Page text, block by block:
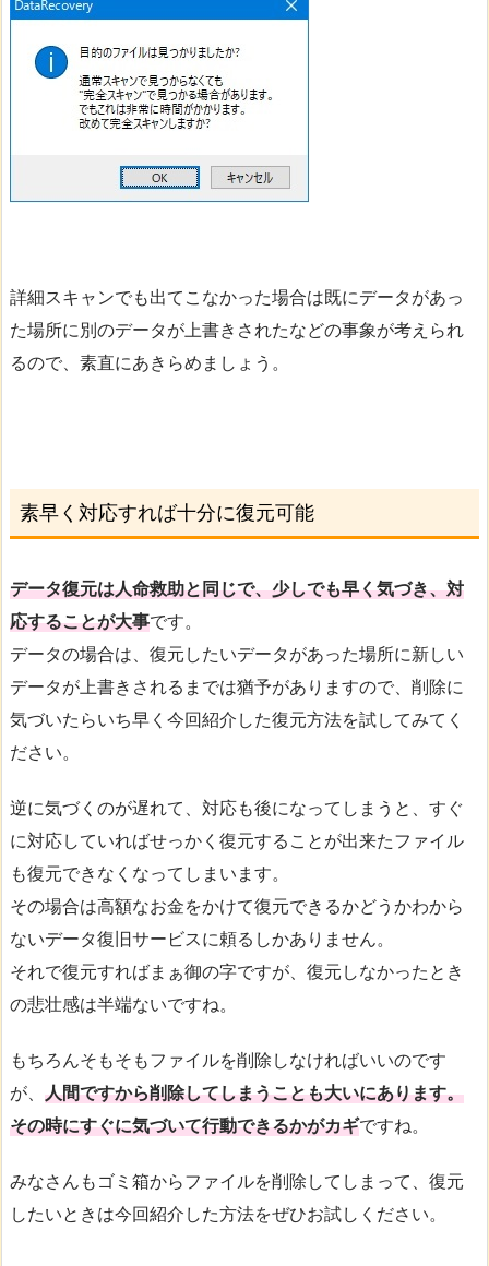
詳細スキャンでも出てこなかった場合は既にデータがあっ
た場所に別のデータが上書きされたなどの事象が考えられ
るので、素直にあきらめましょう。
素早く対応すれば十分に復元可能
データ復元は人命救助と同じで、少しでも早く気づき、対
応することが大事です。
データの場合は、復元したいデータがあった場所に新しい
データが上書きされるまでは猶予がありますので、削除に
気づいたらいち早く今回紹介した復元方法を試してみてく
ださい。
逆に気づくのが遅れて、対応も後になってしまうと、すぐ
に対応していればせっかく復元することが出来たファイル
も復元できなくなってしまいます。
その場合は高額なお金をかけて復元できるかどうかわから
ないデータ復旧サービスに頼るしかありません。
それで復元すればまぁ御の字ですが、復元しなかったとき
の悲壮感は半端ないですね。
もちろんそもそもファイルを削除しなければいいのです
が、 人間ですから削除してしまうことも大いにあります。
その時にすぐに気づいて行動できるかがカギですね。
みなさんもゴミ箱からファイルを削除してしまって、復元
したいときは今回紹介した方法をぜひお試しください。